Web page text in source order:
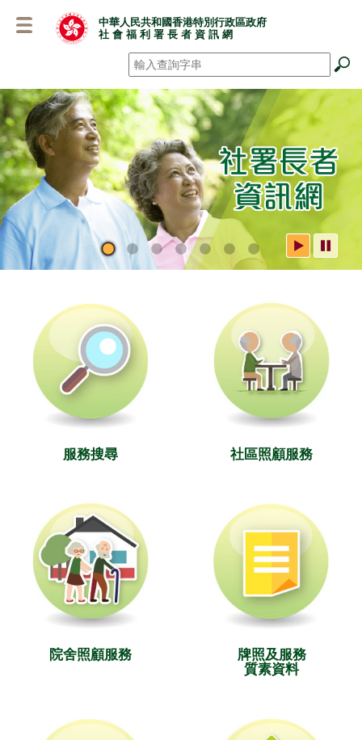
容
中華人民共和國香港特別行政區政府
社 會 福 利 署 長 者 資 訊 網
搜尋 *
社署長者資訊網
服務搜尋 社區照顧服務
院舍照顧服務
牌照及服務
質素資料